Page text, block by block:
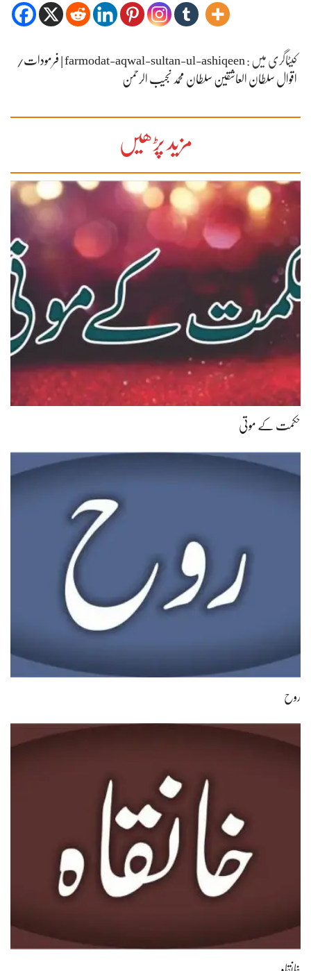
کیٹاگری میں :
farmodat-aqwal-sultan-ul-ashiqeen | فرمودات/
اقوال سلطان العاشقین سلطان محمد نجیب الرحمن
مزید پڑھیں
حکمت کے موتی
روح
خانقاہ